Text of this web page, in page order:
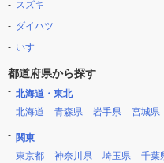
スズキ
ダイハツ
いすゞ
都道府県から探す
北海道・東北
北海道
青森県 岩手県 宮城県
関東
東京都
神奈川県 埼玉県 千葉